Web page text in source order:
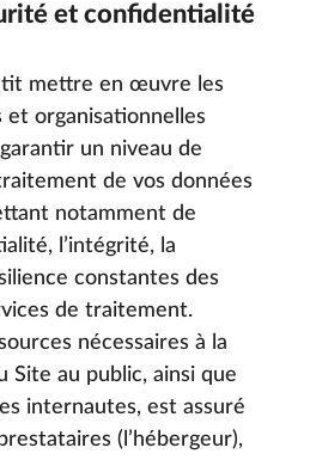
et confidentialité
mettre en œuvre les
et organisationnelles
un niveau de
de vos données
notamment de
l’intégrité, la
constantes des
de traitement.
nécessaires à la
Site au public, ainsi que
internautes, est assuré
(l’hébergeur),